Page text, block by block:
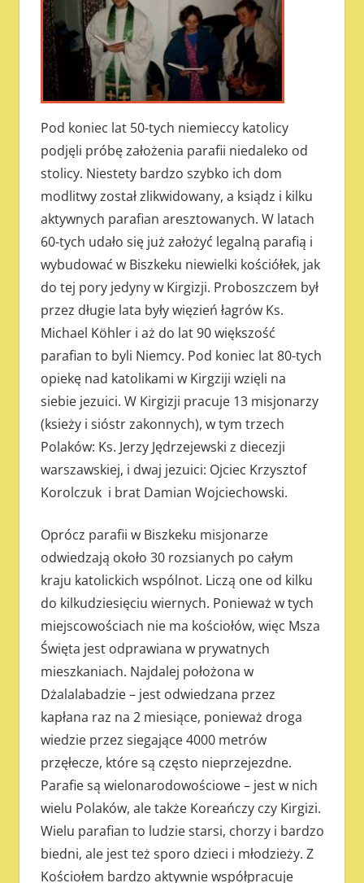
Pod koniec lat 50-tych niemieccy katolicy
podjęli próbę założenia parafii niedaleko od
stolicy. Niestety bardzo szybko ich dom
modlitwy został zlikwidowany, a ksiądz i kilku
aktywnych parafian aresztowanych. W latach
60-tych udało się już założyć legalną parafią i
wybudować w Biszkeku niewielki kościółek, jak
do tej pory jedyny w Kirgizji. Proboszczem był
przez długie lata były więzień łagrów Ks.
Michael Köhler i aż do lat 90 większość
parafian to byli Niemcy. Pod koniec lat 80-tych
opiekę nad katolikami w Kirgziji wzięli na
siebie jezuici. W Kirgizji pracuje 13 misjonarzy
(ksieży i sióstr zakonnych), w tym trzech
Polaków: Ks. Jerzy Jędrzejewski z diecezji
warszawskiej, i dwaj jezuici: Ojciec Krzysztof
Korolczuk i brat Damian Wojciechowski.
Oprócz parafii w Biszkeku misjonarze
odwiedzają około 30 rozsianych po całym
kraju katolickich wspólnot. Liczą one od kilku
do kilkudziesięciu wiernych. Ponieważ w tych
miejscowościach nie ma kościołów, więc Msza
Święta jest odprawiana w prywatnych
mieszkaniach. Najdalej położona w
Dżalalabadzie – jest odwiedzana przez
kapłana raz na 2 miesiące, ponieważ droga
wiedzie przez siegające 4000 metrów
przęłecze, które są często nieprzejezdne.
Parafie są wielonarodowościowe – jest w nich
wielu Polaków, ale także Koreańczy czy Kirgizi.
Wielu parafian to ludzie starsi, chorzy i bardzo
biedni, ale jest też sporo dzieci i młodzieży. Z
Kościołem bardzo aktywnie współpracuje